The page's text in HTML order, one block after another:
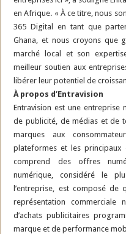
en Afrique. « À ce titre, nous
365 Digital en tant que
Ghana, et nous croyons que
marché local et son
meilleur soutien aux
libérer leur potentiel de
À propos d’Entravision
Entravision est une entreprise
de publicité, de médias et de
marques aux
plateformes et les principaux
comprend des offres
numérique, considéré le
l’entreprise, est composé de
représentation commerciale
d’achats publicitaires
marque et de performance